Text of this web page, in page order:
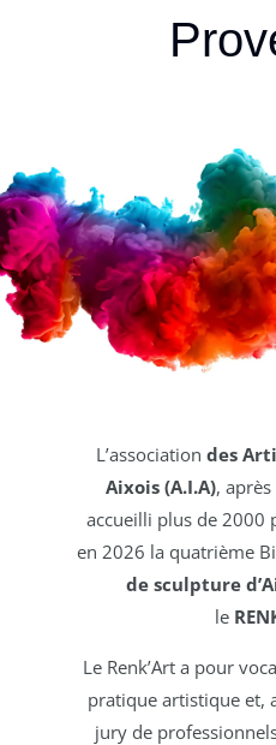
L’association des
Aixois (A.I.A),
accueilli plus de 2000
en 2026 la quatrième
de sculpture
le
Le Renk’Art a pour
pratique artistique et,
jury de